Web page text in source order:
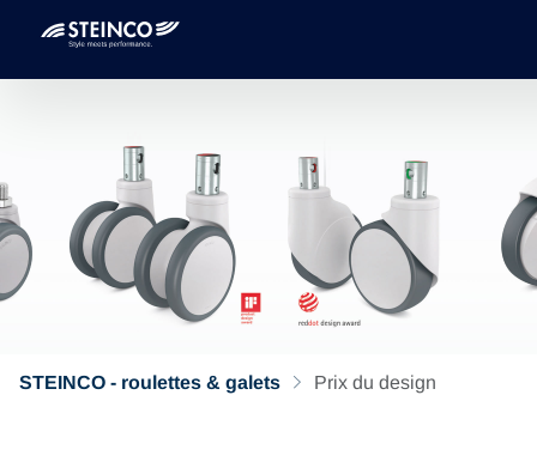
STEINCO - roulettes & galets Prix du design